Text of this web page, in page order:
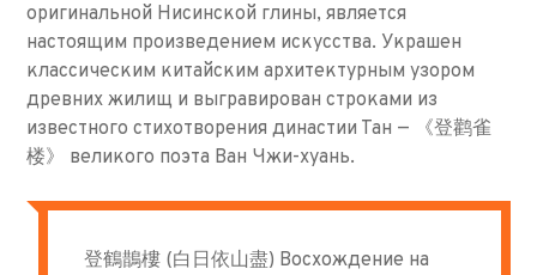
оригинальной Нисинской глины, является
настоящим произведением искусства. Украшен
классическим китайским архитектурным узором
древних жилищ и выгравирован строками из
известного стихотворения династии Тан — 《登鹳雀
楼》 великого поэта Ван Чжи-хуань.
登鶴鵲樓 (白日依山盡) Восхождение на